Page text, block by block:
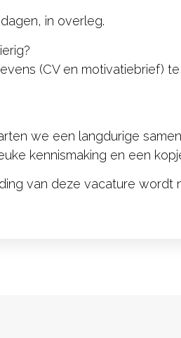
in overleg.
(CV en motivatiebrief) te
we een langdurige
kennismaking en een
van deze vacature wordt